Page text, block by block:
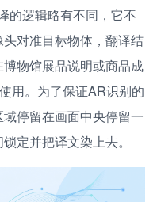
的逻辑略有不同，它不
对准目标物体，翻译结
物馆展品说明或商品成
用。为了保证AR识别的
停留在画面中央停留一
定并把译文染上去。